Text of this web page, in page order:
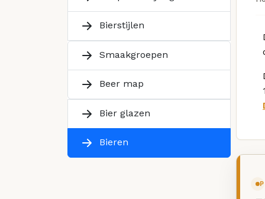
Bierstijlen
Smaakgroepen
Beer map
Bier glazen
Bieren